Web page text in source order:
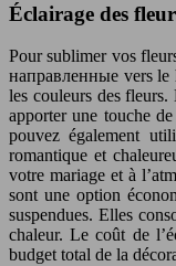
Éclairage des
Pour sublimer vos
направленные vers le
les couleurs des fleurs.
apporter une touche
pouvez également
romantique et
votre mariage et à
sont une option
suspendues. Elles
chaleur. Le coût de
budget total de la